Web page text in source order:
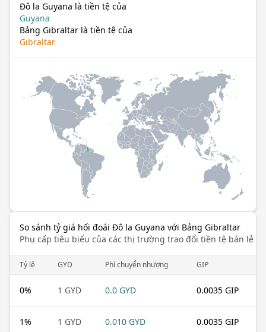
Đô la Guyana là tiền tệ của
Guyana
Bảng Gibraltar là tiền tệ của
Gibraltar
So sánh tỷ giá hối đoái Đô la Guyana với Bảng Gibraltar
Phụ cấp tiêu biểu của các thị trường trao đổi tiền tệ bán lẻ
Tỷ lệ GYD Phí chuyển nhượng GIP
0% 1 GYD 0.0 GYD 0.0035 GIP
1% 1 GYD 0.010 GYD 0.0035 GIP